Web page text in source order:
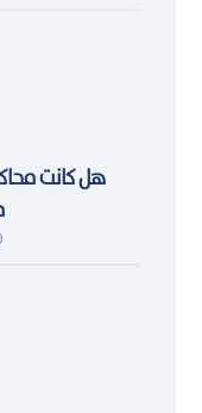
هل كانت